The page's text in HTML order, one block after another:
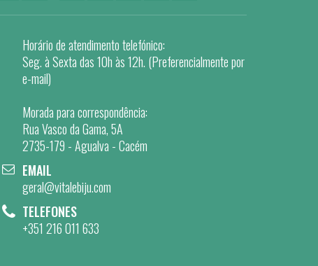
Horário de atendimento telefónico:
Seg. à Sexta das 10h às 12h. (Preferencialmente por
e-mail)
Morada para correspondência:
Rua Vasco da Gama, 5A
2735-179 - Agualva - Cacém
EMAIL
geral@vitalebiju.com
TELEFONES
+351 216 011 633